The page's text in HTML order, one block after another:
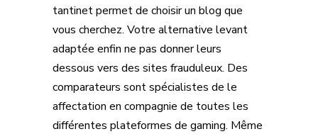
tantinet permet de choisir un blog que
vous cherchez. Votre alternative levant
adaptée enfin ne pas donner leurs
dessous vers des sites frauduleux. Des
comparateurs sont spécialistes de le
affectation en compagnie de toutes les
différentes plateformes de gaming. Même